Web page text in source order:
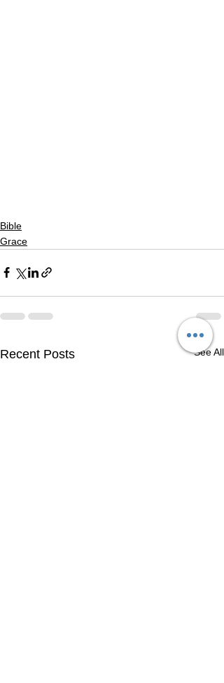
Bible
Grace
Recent Posts See All